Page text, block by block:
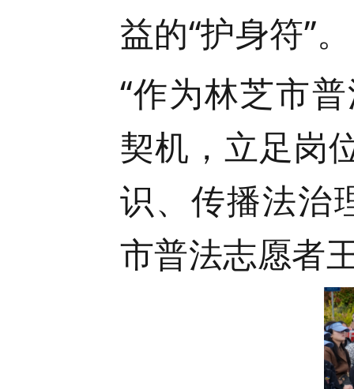
益的“护身符”。
“作为林芝市
契机，立足岗
识、传播法治
市普法志愿者